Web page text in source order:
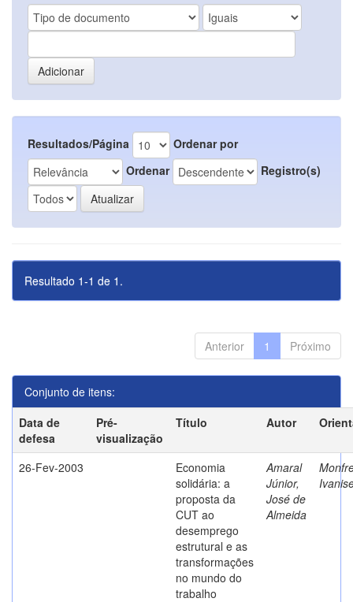
Resultados/Página
Ordenar por
Ordenar
Registro(s)
Resultado 1-1 de 1.
Anterior 1 Próximo
Conjunto de itens:
Data de
defesa
Pré-
visualização
Título Autor
26-Fev-2003
Economia
solidária: a
proposta da
CUT ao
desemprego
estrutural e as
transformações
no mundo do
trabalho
Amaral
Júnior,
José de
Almeida